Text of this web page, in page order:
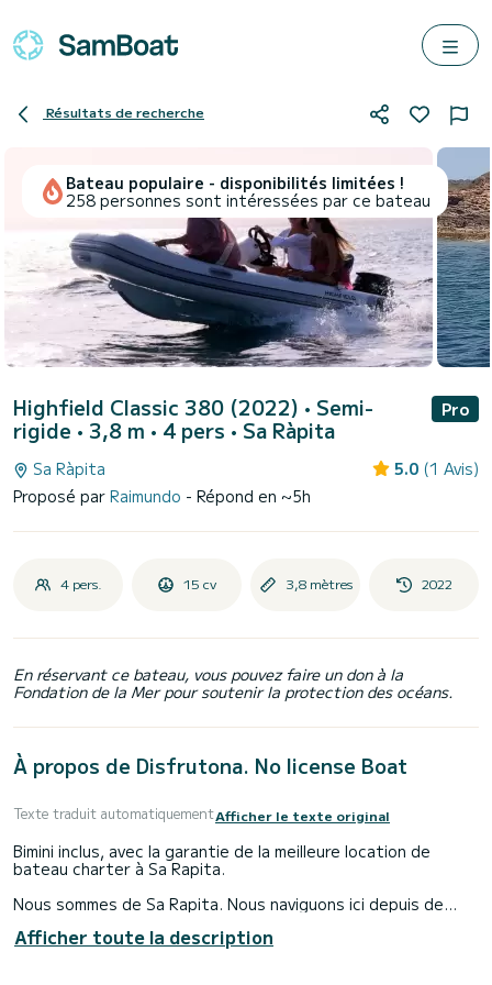
Résultats de recherche
Bateau populaire - disponibilités limitées !
258 personnes sont intéressées par ce bateau
Highfield Classic 380 (2022) • Semi-
rigide • 3,8 m • 4 pers • Sa Ràpita
Pro
Sa Ràpita 5.0 (1 Avis)
Proposé par Raimundo - Répond en ~5h
4 pers. 15 cv 3,8 mètres 2022
En réservant ce bateau, vous pouvez faire un don à la
Fondation de la Mer pour soutenir la protection des océans.
À propos de Disfrutona. No license Boat
Texte traduit automatiquementAfficher le texte original
Bimini inclus, avec la garantie de la meilleure location de
bateau charter à Sa Rapita.
Nous sommes de Sa Rapita. Nous naviguons ici depuis de
type tender serait le parfait day-sailer. Sa Rapita est une
zone de plage balisée, les tenders sont les seuls bateaux
Afficher toute la description